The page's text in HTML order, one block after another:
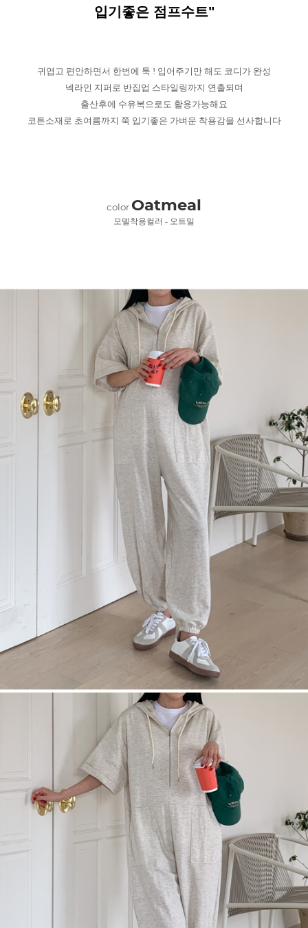
입기좋은 점프수트"
귀엽고 편안하면서 한번에 툭 ! 입어주기만 해도 코디가 완성
넥라인 지퍼로 반집업 스타일링까지 연출되며
출산후에 수유복으로도 활용가능해요
코튼소재로 초여름까지 쭉 입기좋은 가벼운 착용감을 선사합니다
color Oatmeal
모델착용컬러 - 오트밀